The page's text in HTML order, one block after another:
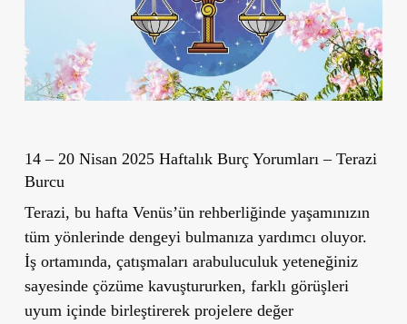
14 – 20 Nisan 2025 Haftalık Burç Yorumları – Terazi
Burcu
Terazi, bu hafta Venüs’ün rehberliğinde yaşamınızın
tüm yönlerinde dengeyi bulmanıza yardımcı oluyor.
İş ortamında, çatışmaları arabuluculuk yeteneğiniz
sayesinde çözüme kavuştururken, farklı görüşleri
uyum içinde birleştirerek projelere değer